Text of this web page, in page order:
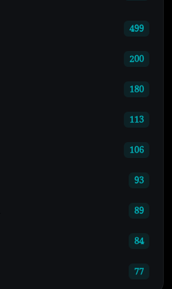
499
200
180
113
106
93
89
84
77